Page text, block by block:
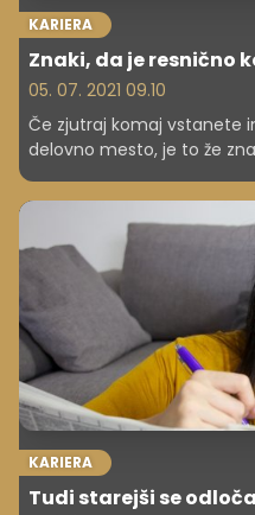
KARIERA
Znaki, da je resnično
05. 07. 2021 09.10
Če zjutraj komaj vstanete
delovno mesto, je to že
KARIERA
Tudi starejši se